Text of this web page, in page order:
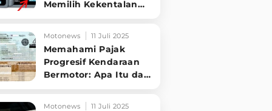
Memilih Kekentalan
Kondisi Mesin
Motonews 11 Juli 2025
Memahami Pajak
Progresif Kendaraan
Bermotor: Apa Itu dan
Simak Penjelasannya
Motonews 11 Juli 2025